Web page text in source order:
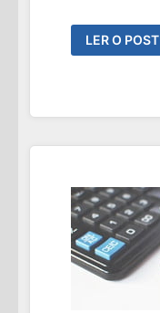
UM
MILHÃO
NÃO
LER O POST